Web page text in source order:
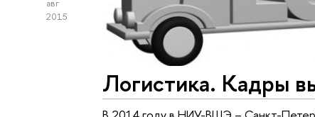
авг
2015
Логистика. Кадры